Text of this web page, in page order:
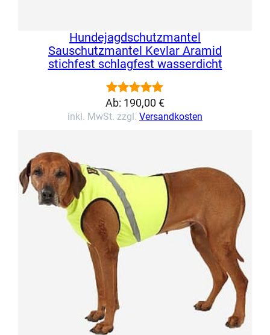
Hundejagdschutzmantel
Sauschutzmantel Kevlar Aramid
stichfest schlagfest wasserdicht
Bewertet
mit5.00
auf
1
Kundenbewertung
Ab: 190,00 €
inkl. MwSt. zzgl. Versandkosten